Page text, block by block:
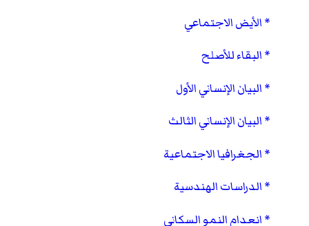
الأيض الاجتماعي
البقاء للأصلح
البيان الإنساني الأول
البيان الإنساني الثالث
الجغرافيا الاجتماعية
الدراسات الهندسية
انعدام النمو السكاني